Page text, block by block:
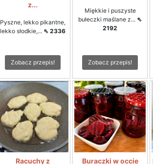
z...
Pyszne, lekko pikantne,
lekko słodkie,... ⇖ 2336
Zobacz przepis!
Miękkie i puszyste
bułeczki maślane z... ⇖
2192
Zobacz przepis!
Racuchy z Buraczki w occie